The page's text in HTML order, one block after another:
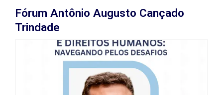
Fórum Antônio Augusto Cançado
Trindade